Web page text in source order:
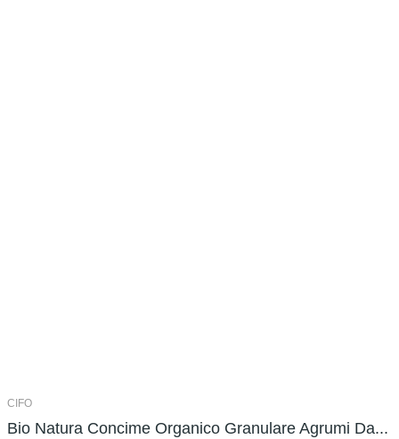
CIFO
Bio Natura Concime Organico Granulare Agrumi Da...